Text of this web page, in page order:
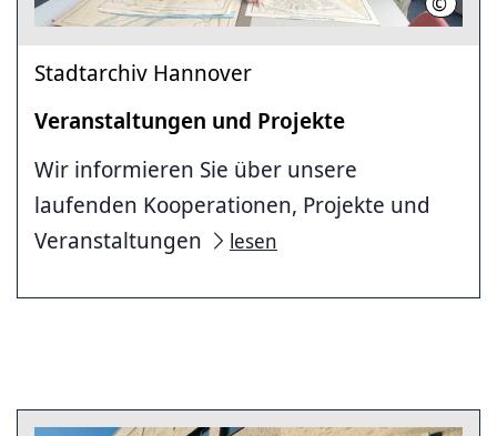
Stadtarchiv Hannover
Veranstaltungen und Projekte
Wir informieren Sie über unsere
laufenden Kooperationen, Projekte und
Veranstaltungen
lesen